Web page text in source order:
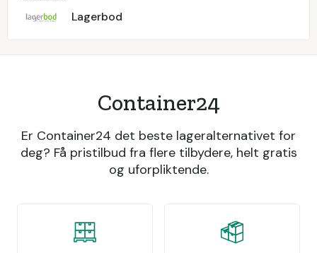
Lagerbod
Container24
Er Container24 det beste lageralternativet for
deg? Få pristilbud fra flere tilbydere, helt gratis
og uforpliktende.